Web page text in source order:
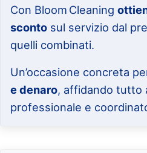
Con Bloom Cleaning
sconto sul servizio dal
quelli combinati.
Un’occasione concreta
e denaro, affidando tutto
professionale e